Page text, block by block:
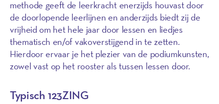
methode geeft de leerkracht enerzijds houvast door
de doorlopende leerlijnen en anderzijds biedt zij de
vrijheid om het hele jaar door lessen en liedjes
thematisch en/of vakoverstijgend in te zetten.
Hierdoor ervaar je het plezier van de podiumkunsten,
zowel vast op het rooster als tussen lessen door.
Typisch 123ZING